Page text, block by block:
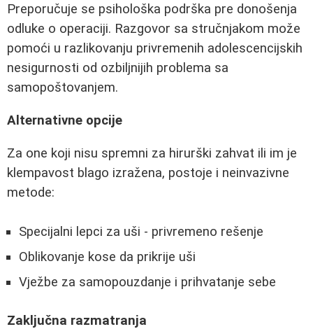
Preporučuje se psihološka podrška pre donošenja
odluke o operaciji. Razgovor sa stručnjakom može
pomoći u razlikovanju privremenih adolescencijskih
nesigurnosti od ozbiljnijih problema sa
samopoštovanjem.
Alternativne opcije
Za one koji nisu spremni za hirurški zahvat ili im je
klempavost blago izražena, postoje i neinvazivne
metode:
Specijalni lepci za uši - privremeno rešenje
Oblikovanje kose da prikrije uši
Vježbe za samopouzdanje i prihvatanje sebe
Zaključna razmatranja